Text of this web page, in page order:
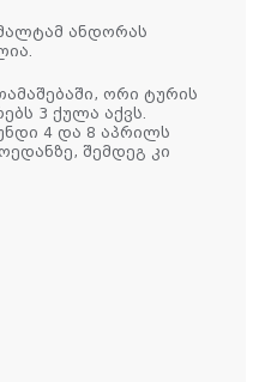
ანდორას
ორი ტურის
3 ქულა აქვს.
4 და 8 აპრილს
შემდეგ კი